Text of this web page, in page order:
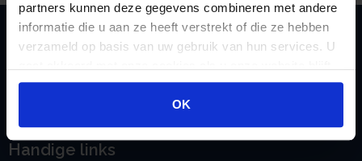
partners kunnen deze gegevens combineren met andere
informatie die u aan ze heeft verstrekt of die ze hebben
verzameld op basis van uw gebruik van hun services. U
gebruiken.
OK
Zoeken
Handige links